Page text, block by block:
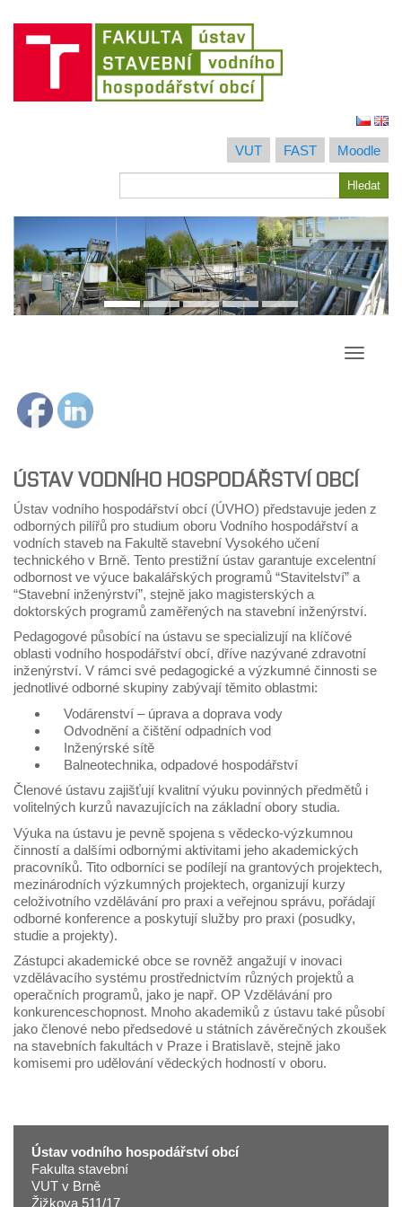
VUT FAST
Moodle
Hledat
ÚSTAV VODNÍHO HOSPODÁŘSTVÍ OBCÍ
Ústav vodního hospodářství obcí (ÚVHO) představuje jeden z
odborných pilířů pro studium oboru Vodního hospodářství a
vodních staveb na Fakultě stavební Vysokého učení
technického v Brně. Tento prestižní ústav garantuje excelentní
odbornost ve výuce bakalářských programů “Stavitelství” a
“Stavební inženýrství”, stejně jako magisterských a
doktorských programů zaměřených na stavební inženýrství.
Pedagogové působící na ústavu se specializují na klíčové
oblasti vodního hospodářství obcí, dříve nazývané zdravotní
inženýrství. V rámci své pedagogické a výzkumné činnosti se
jednotlivé odborné skupiny zabývají těmito oblastmi:
Vodárenství – úprava a doprava vody
Odvodnění a čištění odpadních vod
Inženýrské sítě
Balneotechnika, odpadové hospodářství
Členové ústavu zajišťují kvalitní výuku povinných předmětů i
volitelných kurzů navazujících na základní obory studia.
Výuka na ústavu je pevně spojena s vědecko-výzkumnou
činností a dalšími odbornými aktivitami jeho akademických
pracovníků. Tito odborníci se podílejí na grantových projektech,
mezinárodních výzkumných projektech, organizují kurzy
celoživotního vzdělávání pro praxi a veřejnou správu, pořádají
odborné konference a poskytují služby pro praxi (posudky,
studie a projekty).
Zástupci akademické obce se rovněž angažují v inovaci
vzdělávacího systému prostřednictvím různých projektů a
operačních programů, jako je např. OP Vzdělávání pro
konkurenceschopnost. Mnoho akademiků z ústavu také působí
jako členové nebo předsedové u státních závěrečných zkoušek
na stavebních fakultách v Praze i Bratislavě, stejně jako
komisemi pro udělování vědeckých hodností v oboru.
Ústav vodního hospodářství obcí
Fakulta stavební
VUT v Brně
Žižkova 511/17